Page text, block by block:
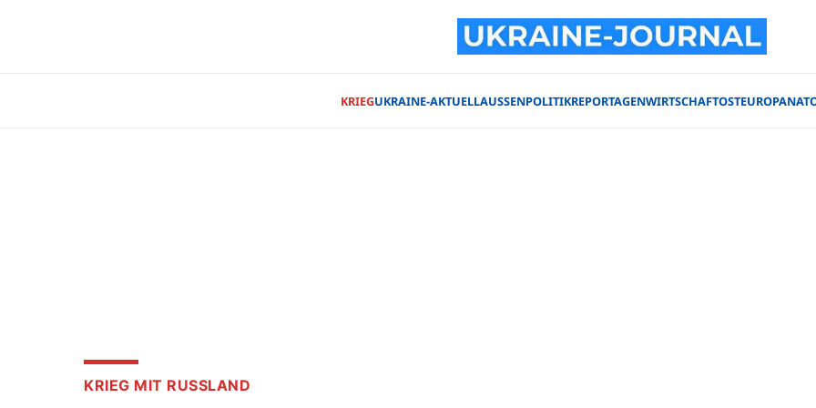
KRIEGUKRAINE-AKTUELLAUSSENPOLITIK REPORTAGENWIRTSCHAFTOSTEUROPA
KRIEG MIT RUSSLAND